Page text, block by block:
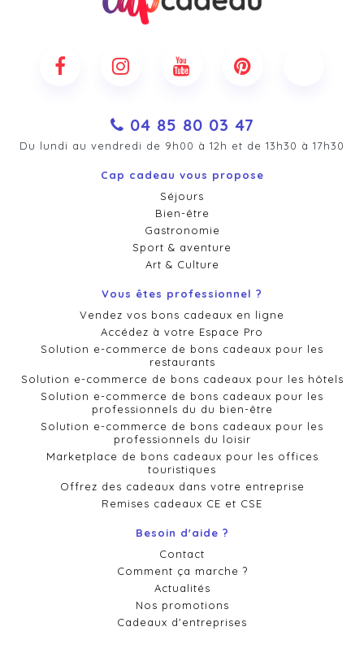
04 85 80 03 47
Du lundi au vendredi de 9h00 à 12h et de 13h30 à 17h30
Cap cadeau vous propose
Séjours
Bien-être
Gastronomie
Sport & aventure
Art & Culture
Vous êtes professionnel ?
Vendez vos bons cadeaux en ligne
Accédez à votre Espace Pro
Solution e-commerce de bons cadeaux pour les
restaurants
Solution e-commerce de bons cadeaux pour les hôtels
Solution e-commerce de bons cadeaux pour les
professionnels du du bien-être
Solution e-commerce de bons cadeaux pour les
professionnels du loisir
Marketplace de bons cadeaux pour les offices
touristiques
Offrez des cadeaux dans votre entreprise
Remises cadeaux CE et CSE
Besoin d'aide ?
Contact
Comment ça marche ?
Actualités
Nos promotions
Cadeaux d'entreprises